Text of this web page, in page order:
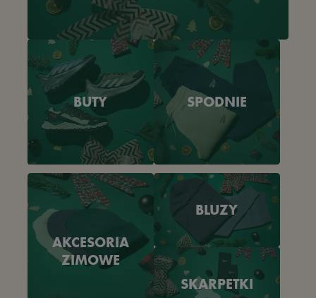
BUTY SPODNIE
AKCESORIA
ZIMOWE
BLUZY
SKARPETKI